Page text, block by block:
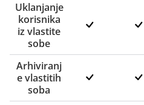
Uklanjanje
korisnika
iz vlastite
sobe
Arhiviranj
e vlastitih
soba